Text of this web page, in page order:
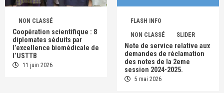
NON CLASSÉ
Coopération scientifique : 8
diplomates séduits par
l’excellence biomédicale de
l’USTTB
11 juin 2026
FLASH INFO
NON CLASSÉ
SLIDER
Note de service relative aux
demandes de réclamation
des notes de la 2eme
session 2024-2025.
5 mai 2026